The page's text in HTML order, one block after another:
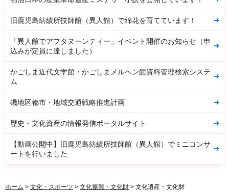
旧鹿児島紡績所技師館（異人館）で綿花を育てています！
「異人館でアフタヌーンティー」イベント開催のお知らせ（申
込みが定員に達しました）
かごしま近代文学館・かごしまメルヘン館資料管理検索システ
ム
磯地区都市・地域交通戦略推進計画
歴史・文化資産の情報発信ポータルサイト
【動画公開中】旧鹿児島紡績所技師館（異人館）でミニコンサ
ートを行いました
ホーム > 文化・スポーツ > 文化振興・文化財 > 文化遺産・文化財